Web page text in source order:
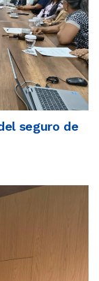
seguro de